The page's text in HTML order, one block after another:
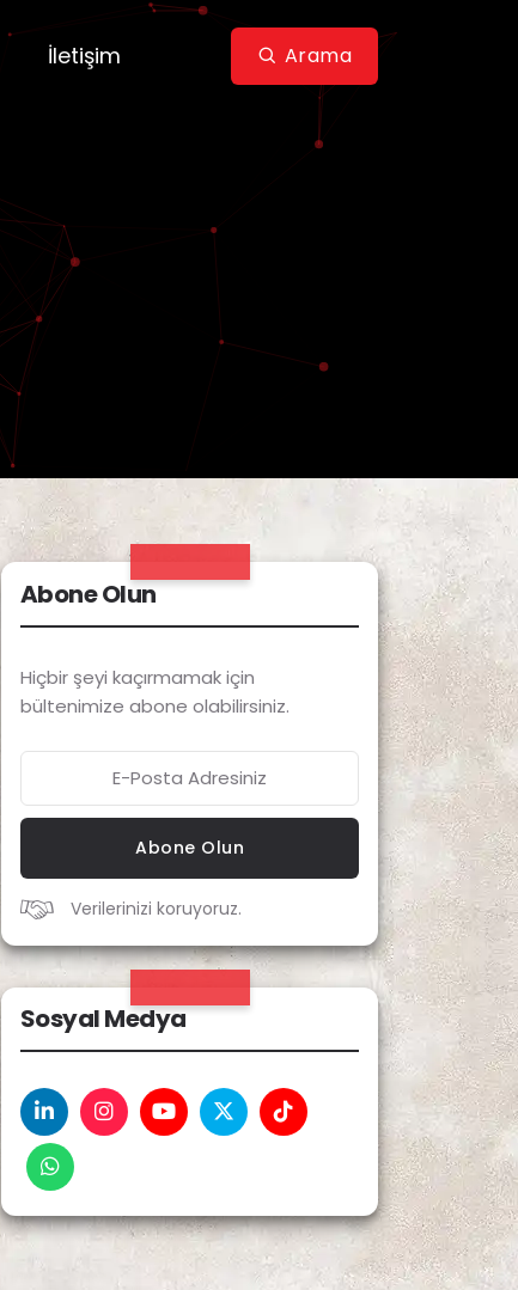
İletişim Arama
Abone Olun
Hiçbir şeyi kaçırmamak için
bültenimize abone olabilirsiniz.
Abone Olun
Verilerinizi koruyoruz.
Sosyal Medya